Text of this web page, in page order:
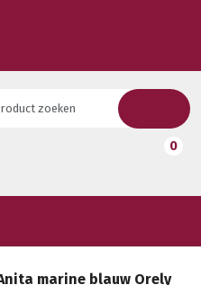
0
marine blauw Orely